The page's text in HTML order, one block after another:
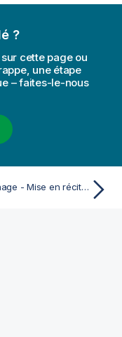
?
cette page ou
une étape
– faites-le-nous
Dépannage - Mise en récit des données